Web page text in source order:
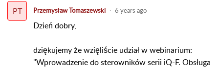
PT Przemysław Tomaszewski 6 years ago
Dzień dobry,
dziękujemy że wzięliście udział w webinarium:
"Wprowadzenie do sterowników serii iQ-F. Obsługa